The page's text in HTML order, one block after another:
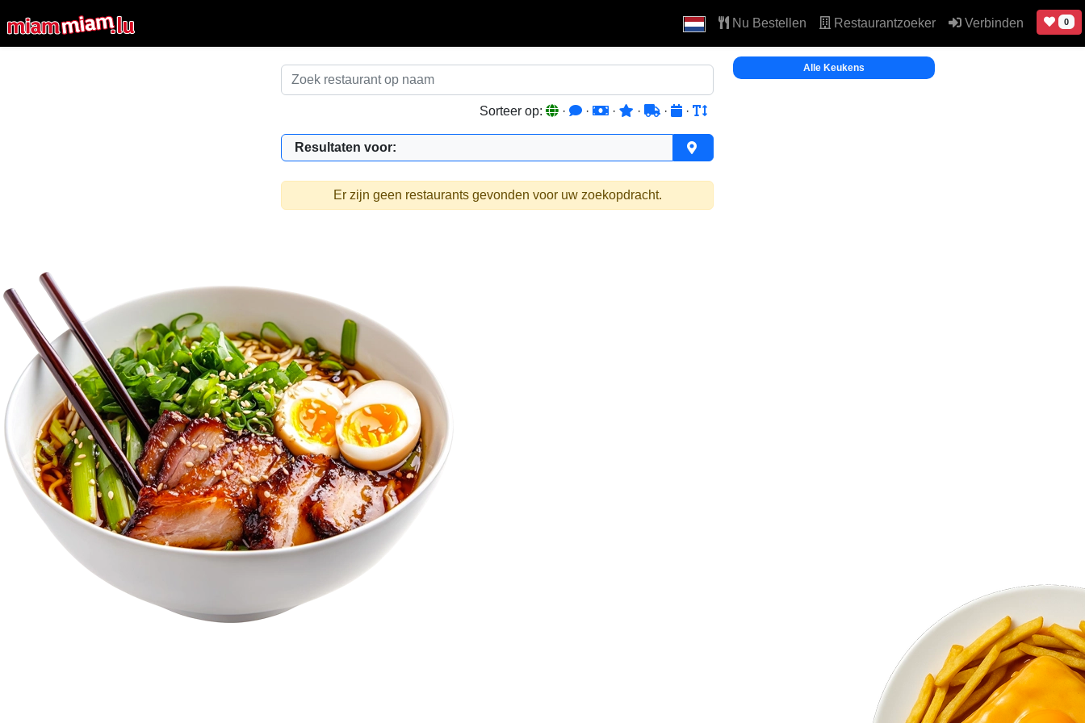
Nu Bestellen Restaurantzoeker Verbinden 0
Sorteer op: · · · · · ·
Resultaten voor:
Er zijn geen restaurants gevonden voor uw zoekopdracht.
Alle Keukens